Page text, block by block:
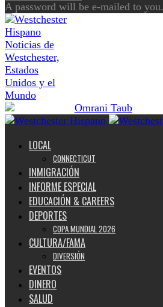
A password will be e-mailed to you.
Noticias de
Westchester,
Estados
Unidos y el
Mundo
LOCAL
CONNECTICUT
INMIGRACIÓN
INFORME ESPECIAL
EDUCACIÓN & CAREERS
DEPORTES
COPA MUNDIAL 2026
CULTURA/FAMA
DIVERSIÓN
EVENTOS
DINERO
SALUD